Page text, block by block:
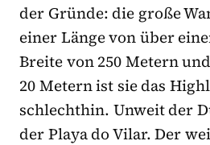
der Gründe: die große
einer Länge von über
Breite von 250 Metern
20 Metern ist sie das
schlechthin. Unweit der
der Playa do Vilar. Der